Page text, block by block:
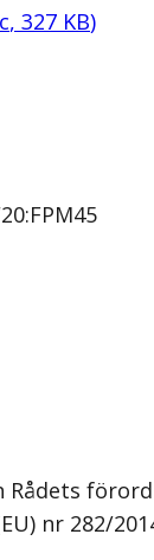
, 327 KB)
nr 282/